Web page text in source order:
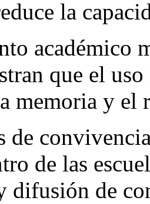
la
académico
que el
memoria y el
de
de las
difusión de